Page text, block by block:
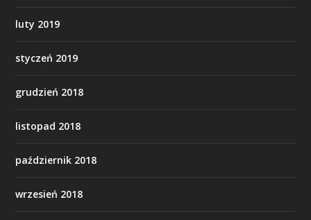
luty 2019
styczeń 2019
grudzień 2018
listopad 2018
październik 2018
wrzesień 2018